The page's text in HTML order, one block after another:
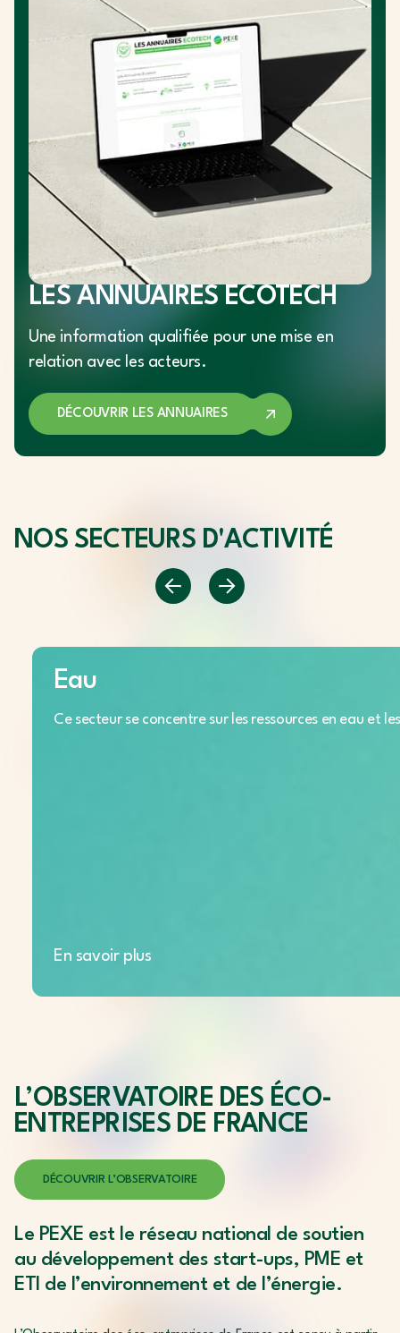
LES ANNUAIRES ECOTECH
Une information qualifiée pour une mise en
relation avec les acteurs.
DÉCOUVRIR LES ANNUAIRES
NOS SECTEURS D'ACTIVITÉ
Eau
Ce secteur se concentre sur les ressources en eau
En savoir plus
L’OBSERVATOIRE DES ÉCO-
ENTREPRISES DE FRANCE
DÉCOUVRIR L’OBSERVATOIRE
Le PEXE est le réseau national de soutien
au développement des start-ups, PME et
ETI de l’environnement et de l’énergie.